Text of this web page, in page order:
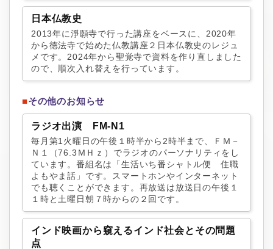
日本仏教史
2013年に淨願寺で行った講座をベースに、2020年
から徳法寺で始めた仏教講座２日本仏教史のレジュ
メです。2024年から聖覚寺で資料を作り直しました
ので、順次入れ替えを行っています。
■その他のお知らせ
ラジオ出演 FM-N1
毎月第1火曜日の午後１時半から2時半まで、ＦＭ－
Ｎ１（76.3ＭＨｚ）でラジオのパーソナリティをし
ています。番組名は「生活いち番シャトル便 住職
よもやま話」です。スマートホンやインターネット
でも聴くことができます。再放送は放送日の午後１
１時と土曜日朝７時からの２回です。
インド映画から窺えるインド社会とその問題
点